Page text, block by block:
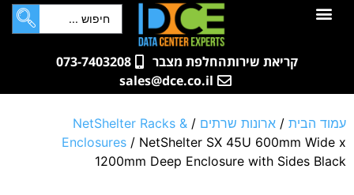
לתוכן
קריאת שירותהחלפת מצבר
073-7403208
sales@dce.co.il
עמוד הבית / ארונות שרתים /
NetShelter Racks &
Enclosures / NetShelter SX 45U 600mm Wide x
1200mm Deep Enclosure with Sides Black